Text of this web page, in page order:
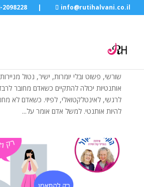
2098228 | info@rutihalvani.co.il
על ידי
שורשי, פשוט ובלי יומרות, ישיר, נטול
אותנטיות יכולה להתקיים כשאדם מחובר
לרגשי, לאינטלקטואלי, לפיזי. כשאדם לא
להיות אותנטי. למשל אדם אומר על...